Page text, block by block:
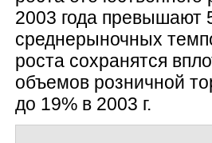
2003 года превышают
среднерыночных
роста сохранятся
объемов розничной
до 19% в 2003 г.